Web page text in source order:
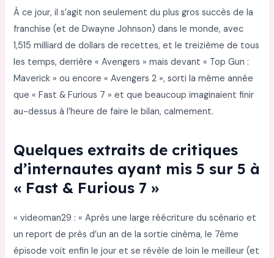
À ce jour, il s’agit non seulement du plus gros succès de la
franchise (et de Dwayne Johnson) dans le monde, avec
1,515 milliard de dollars de recettes, et le treizième de tous
les temps, derrière « Avengers » mais devant « Top Gun :
Maverick » ou encore « Avengers 2 », sorti la même année
que « Fast & Furious 7 » et que beaucoup imaginaient finir
au-dessus à l’heure de faire le bilan, calmement.
Quelques extraits de critiques
d’internautes ayant mis 5 sur 5 à
« Fast & Furious 7 »
« videoman29 : « Après une large réécriture du scénario et
un report de près d’un an de la sortie cinéma, le 7ème
épisode voit enfin le jour et se révèle de loin le meilleur (et